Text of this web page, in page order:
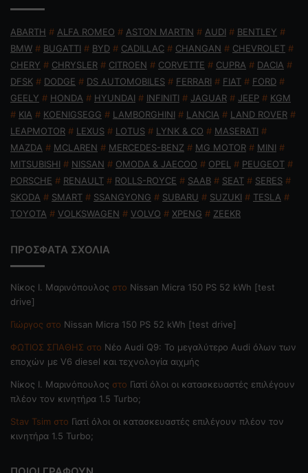
ABARTH # ALFA ROMEO # ASTON MARTIN # AUDI # BENTLEY #
BMW # BUGATTI # BYD # CADILLAC # CHANGAN # CHEVROLET #
CHERY # CHRYSLER # CITROEN # CORVETTE # CUPRA # DACIA #
DFSK # DODGE # DS AUTOMOBILES # FERRARI # FIAT # FORD #
GEELY # HONDA # HYUNDAI # INFINITI # JAGUAR # JEEP # KGM
# KIA # KOENIGSEGG # LAMBORGHINI # LANCIA # LAND ROVER #
LEAPMOTOR # LEXUS # LOTUS # LYNK & CO # MASERATI #
MAZDA # MCLAREN # MERCEDES-BENZ # MG MOTOR # MINI #
MITSUBISHI # NISSAN # OMODA & JAECOO # OPEL # PEUGEOT #
PORSCHE # RENAULT # ROLLS-ROYCE # SAAB # SEAT # SERES #
SKODA # SMART # SSANGYONG # SUBARU # SUZUKI # TESLA #
TOYOTA # VOLKSWAGEN # VOLVO # XPENG # ZEEKR
ΠΡΟΣΦΑΤΑ ΣΧΟΛΙΑ
Nίκος Ι. Mαρινόπουλος στο Nissan Micra 150 PS 52 kWh [test
drive]
Γιώργος στο Nissan Micra 150 PS 52 kWh [test drive]
ΦΩΤΙΟΣ ΣΠΑΘΗΣ στο Νέο Audi Q9: Το μεγαλύτερο Audi όλων των
εποχών με V6 diesel και τεχνολογία αιχμής
Nίκος Ι. Mαρινόπουλος στο Γιατί όλοι οι κατασκευαστές επιλέγουν
πλέον τον κινητήρα 1.5 Turbo;
Stav Tsim στο Γιατί όλοι οι κατασκευαστές επιλέγουν πλέον τον
κινητήρα 1.5 Turbo;